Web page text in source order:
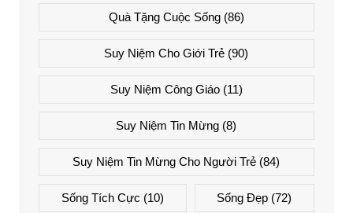
Quà Tặng Cuộc Sống(86)
Suy Niệm Cho Giới Trẻ (90)
Suy Niệm Công Giáo(11)
Suy Niệm Tin Mừng (8)
Suy Niệm Tin Mừng Cho Người Trẻ (84)
Sống Tích Cực (10) Sống Đẹp (72)